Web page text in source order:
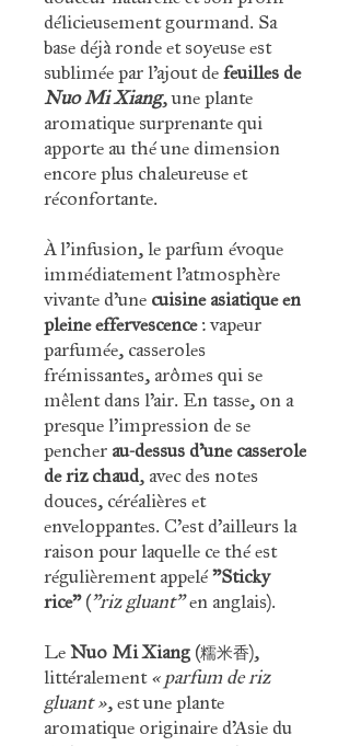
délicieusement gourmand. Sa
base déjà ronde et soyeuse est
sublimée par l’ajout de feuilles de
Nuo Mi Xiang, une plante
aromatique surprenante qui
apporte au thé une dimension
encore plus chaleureuse et
réconfortante.
À l’infusion, le parfum évoque
immédiatement l’atmosphère
vivante d’une cuisine asiatique en
pleine effervescence
parfumée, casseroles
frémissantes, arômes qui se
mêlent dans l’air. En tasse, on a
presque l’impression de se
pencher au-dessus d’une casserole
de riz chaud , avec des notes
douces, céréalières et
enveloppantes. C'est d'ailleurs la
raison pour laquelle ce thé est
régulièrement appelé "Sticky
rice" ("riz gluant"en anglais).
Le Nuo Mi Xiang (糯米香),
littéralement « parfum de riz
gluant » , est une plante
aromatique originaire d’Asie du